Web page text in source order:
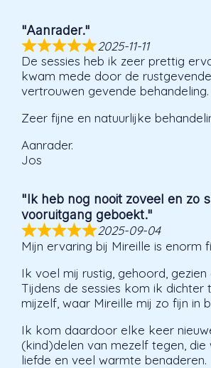
"Aanrader."
2025-11-11
De sessies heb ik zeer prettig
kwam mede door de
vertrouwen gevende behandeling.
Zeer fijne en natuurlijke
Aanrader.
Jos
"Ik heb nog nooit zoveel en zo
vooruitgang geboekt."
2025-09-04
Mijn ervaring bij Mireille is enorm
Ik voel mij rustig, gehoord, gezien
Tijdens de sessies kom ik dichter
mijzelf, waar Mireille mij zo fijn in
Ik kom daardoor elke keer
(kind)delen van mezelf tegen, die
liefde en veel warmte benaderen.